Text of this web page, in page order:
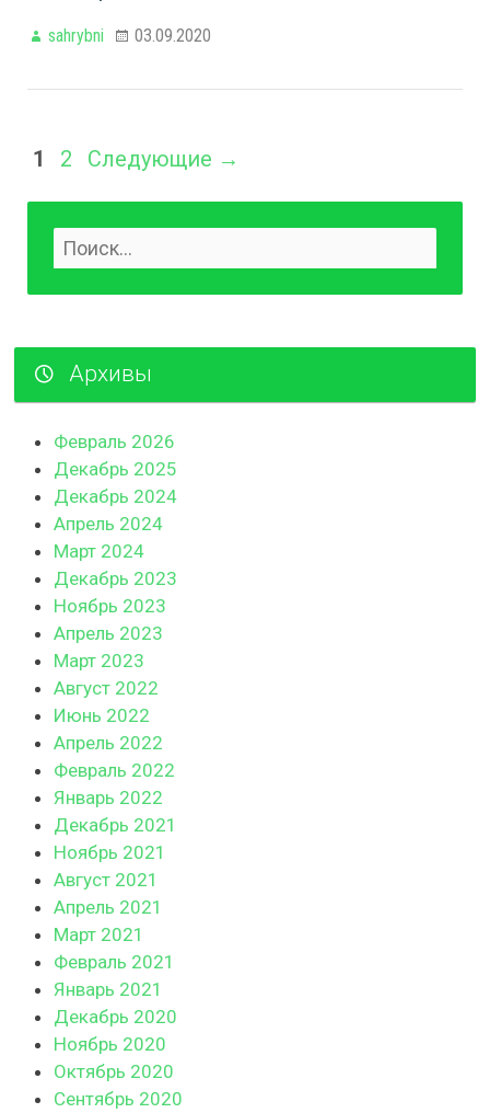
sahrybni 03.09.2020
1 2 Следующие →
Архивы
Февраль 2026
Декабрь 2025
Декабрь 2024
Апрель 2024
Март 2024
Декабрь 2023
Ноябрь 2023
Апрель 2023
Март 2023
Август 2022
Июнь 2022
Апрель 2022
Февраль 2022
Январь 2022
Декабрь 2021
Ноябрь 2021
Август 2021
Апрель 2021
Март 2021
Февраль 2021
Январь 2021
Декабрь 2020
Ноябрь 2020
Октябрь 2020
Сентябрь 2020